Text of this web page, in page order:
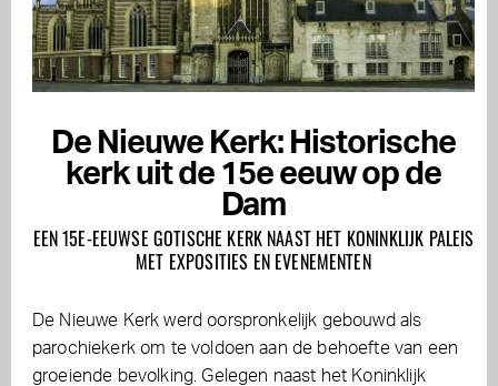
De Nieuwe Kerk: Historische
kerk uit de 15e eeuw op de
Dam
EEN 15E-EEUWSE GOTISCHE KERK NAAST HET KONINKLIJK PALEIS
MET EXPOSITIES EN EVENEMENTEN
De Nieuwe Kerk werd oorspronkelijk gebouwd als
parochiekerk om te voldoen aan de behoefte van een
groeiende bevolking. Gelegen naast het Koninklijk